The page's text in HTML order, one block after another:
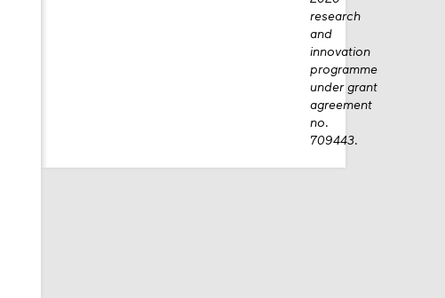
research
and
innovation
programme
under grant
agreement
no.
709443.